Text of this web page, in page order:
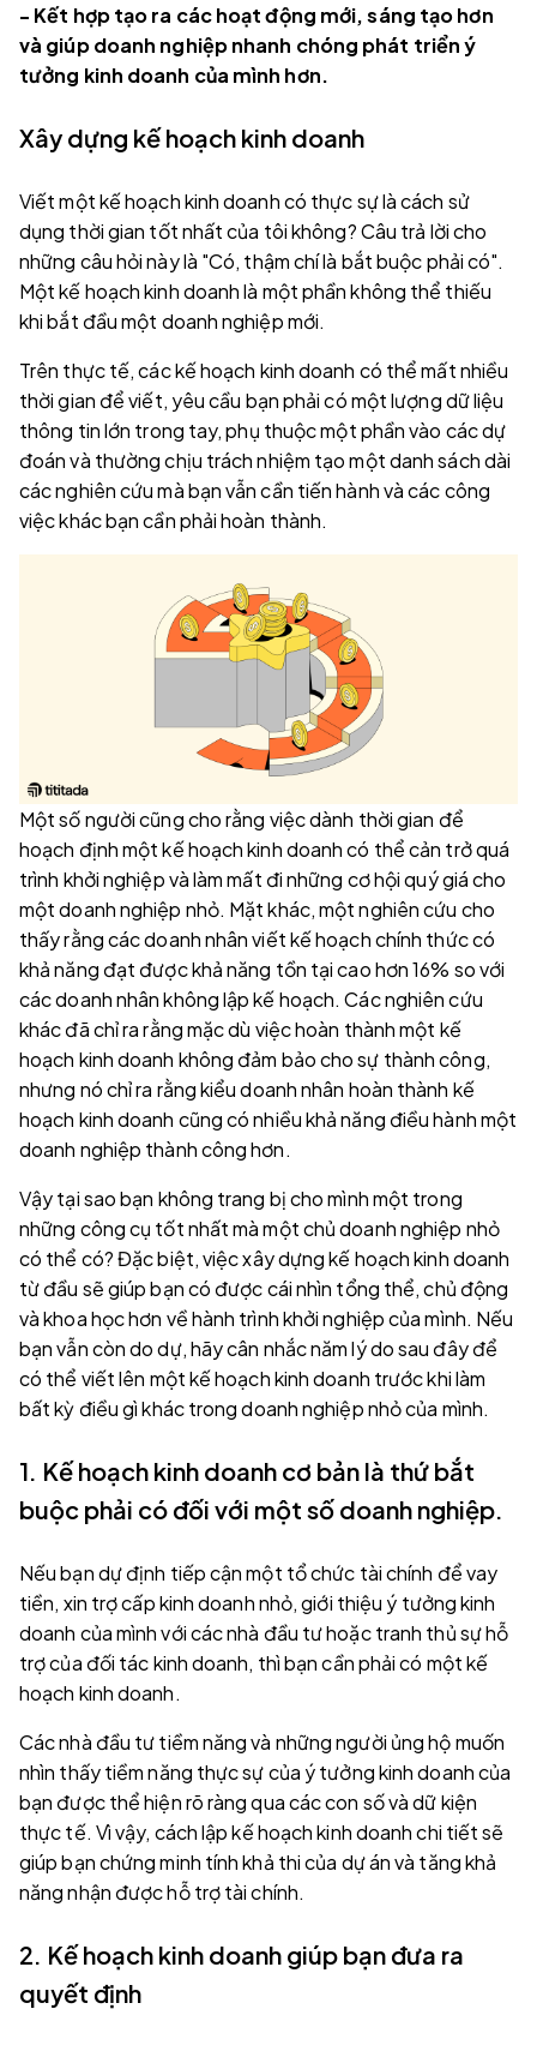
- Kết hợp tạo ra các hoạt động mới, sáng tạo hơn
và giúp doanh nghiệp nhanh chóng phát triển ý
tưởng kinh doanh của mình hơn.
Xây dựng kế hoạch kinh doanh
Viết một kế hoạch kinh doanh có thực sự là cách sử
dụng thời gian tốt nhất của tôi không? Câu trả lời cho
những câu hỏi này là "Có, thậm chí là bắt buộc phải có".
Một kế hoạch kinh doanh là một phần không thể thiếu
khi bắt đầu một doanh nghiệp mới.
Trên thực tế, các kế hoạch kinh doanh có thể mất nhiều
thời gian để viết, yêu cầu bạn phải có một lượng dữ liệu
thông tin lớn trong tay, phụ thuộc một phần vào các dự
đoán và thường chịu trách nhiệm tạo một danh sách dài
các nghiên cứu mà bạn vẫn cần tiến hành và các công
việc khác bạn cần phải hoàn thành.
Một số người cũng cho rằng việc dành thời gian để
hoạch định một kế hoạch kinh doanh có thể cản trở quá
trình khởi nghiệp và làm mất đi những cơ hội quý giá cho
một doanh nghiệp nhỏ. Mặt khác, một nghiên cứu cho
thấy rằng các doanh nhân viết kế hoạch chính thức có
khả năng đạt được khả năng tồn tại cao hơn 16% so với
các doanh nhân không lập kế hoạch. Các nghiên cứu
khác đã chỉ ra rằng mặc dù việc hoàn thành một kế
hoạch kinh doanh không đảm bảo cho sự thành công,
nhưng nó chỉ ra rằng kiểu doanh nhân hoàn thành kế
hoạch kinh doanh cũng có nhiều khả năng điều hành một
doanh nghiệp thành công hơn.
Vậy tại sao bạn không trang bị cho mình một trong
những công cụ tốt nhất mà một chủ doanh nghiệp nhỏ
có thể có? Đặc biệt, việc xây dựng kế hoạch kinh doanh
từ đầu sẽ giúp bạn có được cái nhìn tổng thể, chủ động
và khoa học hơn về hành trình khởi nghiệp của mình. Nếu
bạn vẫn còn do dự, hãy cân nhắc năm lý do sau đây để
có thể viết lên một kế hoạch kinh doanh trước khi làm
bất kỳ điều gì khác trong doanh nghiệp nhỏ của mình.
1. Kế hoạch kinh doanh cơ bản là thứ bắt
buộc phải có đối với một số doanh nghiệp.
Nếu bạn dự định tiếp cận một tổ chức tài chính để vay
tiền, xin trợ cấp kinh doanh nhỏ, giới thiệu ý tưởng kinh
doanh của mình với các nhà đầu tư hoặc tranh thủ sự hỗ
trợ của đối tác kinh doanh, thì bạn cần phải có một kế
hoạch kinh doanh.
Các nhà đầu tư tiềm năng và những người ủng hộ muốn
nhìn thấy tiềm năng thực sự của ý tưởng kinh doanh của
bạn được thể hiện rõ ràng qua các con số và dữ kiện
thực tế. Vì vậy, cách lập kế hoạch kinh doanh chi tiết sẽ
giúp bạn chứng minh tính khả thi của dự án và tăng khả
năng nhận được hỗ trợ tài chính.
2. Kế hoạch kinh doanh giúp bạn đưa ra
quyết định